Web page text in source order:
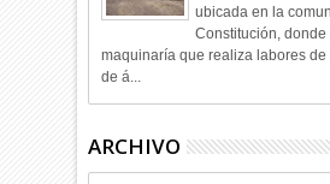
ubicada en la
Constitución, donde
maquinaría que realiza labores
de á...
ARCHIVO